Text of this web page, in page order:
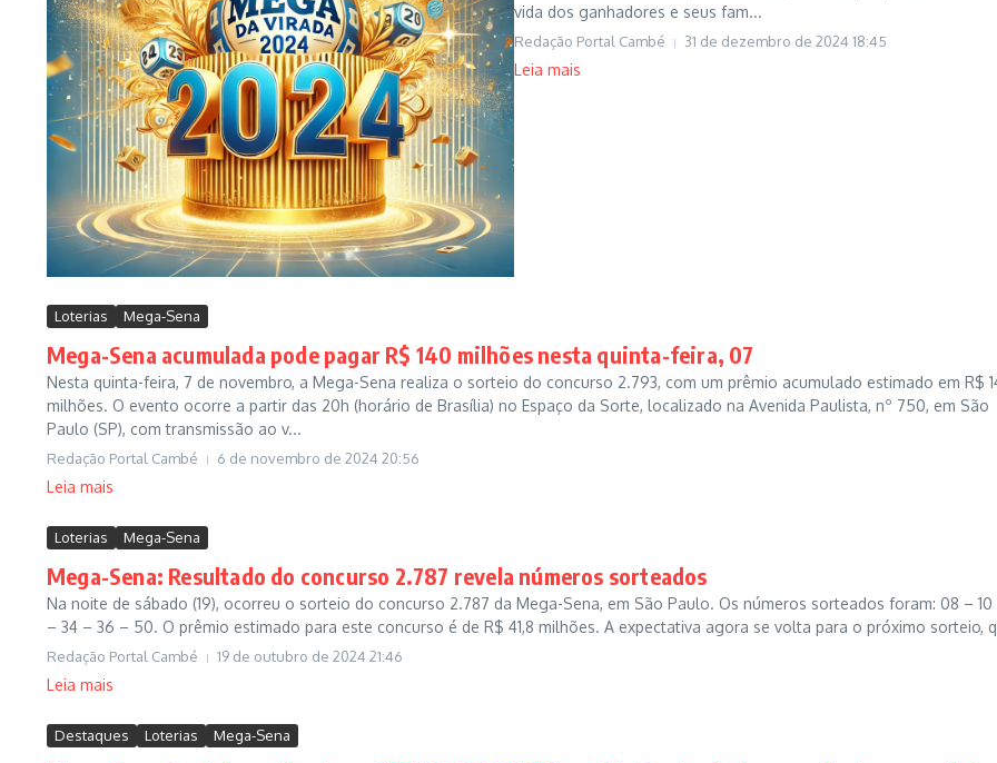
vida dos ganhadores e seus fam...
Redação Portal Cambé 31 de dezembro de 2024 18:45
Leia mais
Loterias Mega-Sena
Mega-Sena acumulada pode pagar R$ 140 milhões nesta quinta-feira, 07
Nesta quinta-feira, 7 de novembro, a Mega-Sena realiza o sorteio do concurso 2.793, com um prêmio acumulado estimado em R$
milhões. O evento ocorre a partir das 20h (horário de Brasília) no Espaço da Sorte, localizado na Avenida Paulista, nº 750, em São
Paulo (SP), com transmissão ao v...
Redação Portal Cambé 6 de novembro de 2024 20:56
Leia mais
Loterias Mega-Sena
Mega-Sena: Resultado do concurso 2.787 revela números sorteados
Na noite de sábado (19), ocorreu o sorteio do concurso 2.787 da Mega-Sena, em São Paulo. Os números sorteados foram: 08 – 10
– 34 – 36 – 50. O prêmio estimado para este concurso é de R$ 41,8 milhões. A expectativa agora se volta para o próximo sorteio,
Redação Portal Cambé 19 de outubro de 2024 21:46
Leia mais
Destaques Loterias Mega-Sena